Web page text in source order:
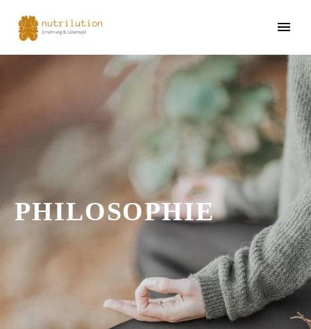
PHILOSOPHIE